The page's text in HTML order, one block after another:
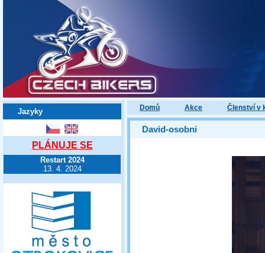
Domů Akce Členství v
Jazyky
PLÁNUJE SE
Restart 2024
13. 4. 2024
David-osobni